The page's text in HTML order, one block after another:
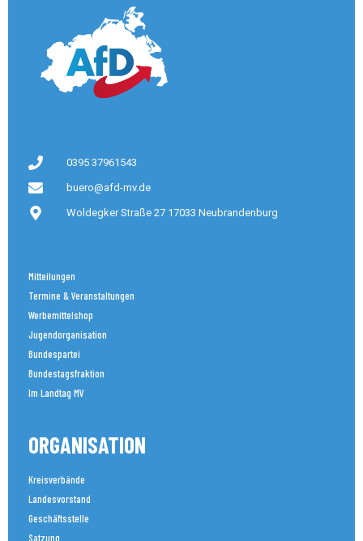
0395 37961543
buero@afd-mv.de
Woldegker Straße 27 17033 Neubrandenburg
Mitteilungen
Termine & Veranstaltungen
Werbemittelshop
Jugendorganisation
Bundespartei
Bundestagsfraktion
Im Landtag MV
ORGANISATION
Kreisverbände
Landesvorstand
Geschäftsstelle
Satzung